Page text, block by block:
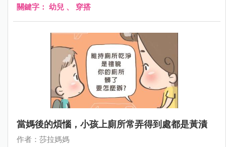
關鍵字： 幼兒 、 穿搭
當媽後的煩惱，小孩上廁所常弄得到處都是黃漬
作者：莎拉媽媽